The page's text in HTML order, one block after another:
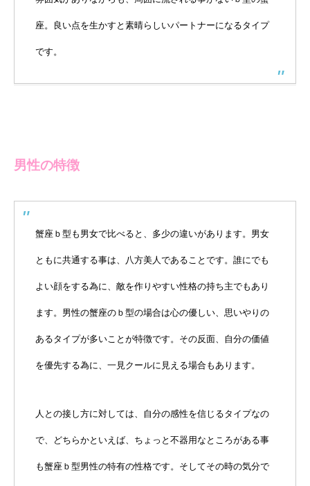
座。良い点を生かすと素晴らしいパートナーになるタイプ
です。
男性の特徴
蟹座ｂ型も男女で比べると、多少の違いがあります。男女
ともに共通する事は、八方美人であることです。誰にでも
よい顔をする為に、敵を作りやすい性格の持ち主でもあり
ます。男性の蟹座のｂ型の場合は心の優しい、思いやりの
あるタイプが多いことが特徴です。その反面、自分の価値
を優先する為に、一見クールに見える場合もあります。
人との接し方に対しては、自分の感性を信じるタイプなの
で、どちらかといえば、ちょっと不器用なところがある事
も蟹座ｂ型男性の特有の性格です。そしてその時の気分で